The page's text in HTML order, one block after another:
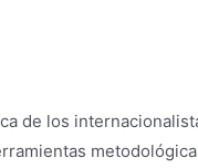
de los